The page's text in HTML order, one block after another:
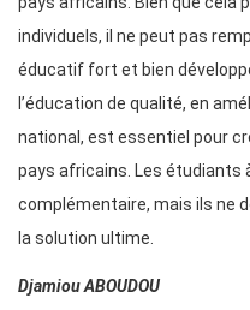
individuels, il ne peut pas
éducatif fort et bien
l’éducation de qualité, en
national, est essentiel pour
pays africains. Les étudiants
complémentaire, mais ils ne
la solution ultime.
Djamiou ABOUDOU